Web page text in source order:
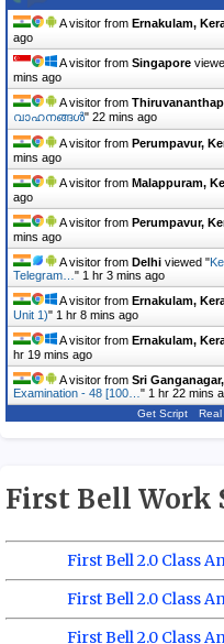
A visitor from Ernakulam,
ago
A visitor from Singapore
mins ago
A visitor from
വാഹനങ്ങൾ" 22 mins ago
A visitor from Perumpavur,
mins ago
A visitor from Malappuram,
ago
A visitor from Perumpavur,
mins ago
A visitor from Delhi viewed "
Telegram… " 1 hr 3 mins ago
A visitor from Ernakulam,
Unit 1)" 1 hr 8 mins ago
A visitor from Ernakulam,
hr 19 mins ago
A visitor from Sri
Examination - 48 [100… " 1 hr 22 mins
Get Script Real
First Bell Work
First Bell 2.0 Class
First Bell 2.0 Class
First Bell 2.0 Class